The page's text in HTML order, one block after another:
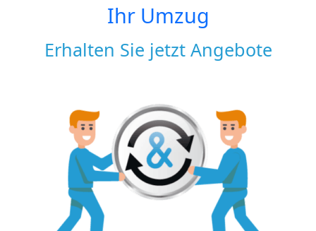
Ihr Umzug
Erhalten Sie jetzt Angebote